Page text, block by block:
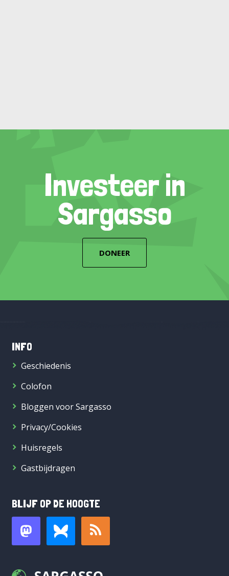
Investeer in
Sargasso
DONEER
INFO
Geschiedenis
Colofon
Bloggen voor Sargasso
Privacy/Cookies
Huisregels
Gastbijdragen
BLIJF OP DE HOOGTE